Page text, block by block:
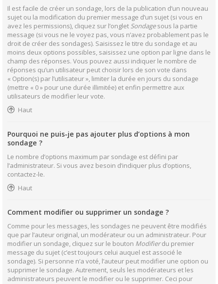
Il est facile de créer un sondage, lors de la publication d’un nouveau
sujet ou la modification du premier message d’un sujet (si vous en
avez les permissions), cliquez sur l’onglet Sondagesous la partie
message (si vous ne le voyez pas, vous n’avez probablement pas le
droit de créer des sondages). Saisissez le titre du sondage et au
moins deux options possibles, saisissez une option par ligne dans le
champ des réponses. Vous pouvez aussi indiquer le nombre de
réponses qu’un utilisateur peut choisir lors de son vote dans
« Option(s) par l’utilisateur », limiter la durée en jours du sondage
(mettre « 0 » pour une durée illimitée) et enfin permettre aux
utilisateurs de modifier leur vote.
Haut
Pourquoi ne puis-je pas ajouter plus d’options à mon
sondage ?
Le nombre d’options maximum par sondage est défini par
l’administrateur. Si vous avez besoin d’indiquer plus d’options,
contactez-le.
Haut
Comment modifier ou supprimer un sondage ?
Comme pour les messages, les sondages ne peuvent être modifiés
que par l’auteur original, un modérateur ou un administrateur. Pour
modifier un sondage, cliquez sur le bouton Modifierdu premier
message du sujet (c’est toujours celui auquel est associé le
sondage). Si personne n’a voté, l’auteur peut modifier une option ou
supprimer le sondage. Autrement, seuls les modérateurs et les
administrateurs peuvent le modifier ou le supprimer. Ceci pour